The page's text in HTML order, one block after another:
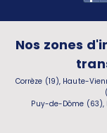
Nos zones
Corrèze (19), Haute-
Puy-de-Dôme (63),